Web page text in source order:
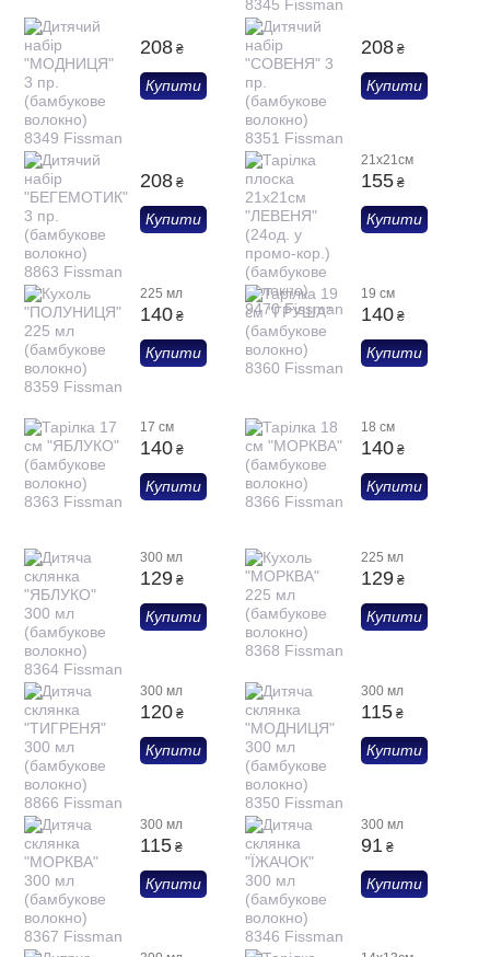
208 ₴
Купити
208 ₴
Купити
208 ₴
Купити
21х21см
155 ₴
Купити
225 мл
140 ₴
Купити
19 см
140 ₴
Купити
17 см
140 ₴
Купити
18 см
140 ₴
Купити
300 мл
129 ₴
Купити
225 мл
129 ₴
Купити
300 мл
120 ₴
Купити
300 мл
115 ₴
Купити
300 мл
115 ₴
Купити
300 мл
91 ₴
Купити